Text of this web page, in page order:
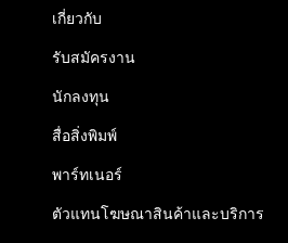
เกี่ยวกับ
รับสมัครงาน
นักลงทุน
สื่อสิ่งพิมพ์
พาร์ทเนอร์
ตัวแทนโฆษณาสินค้าและบริการ